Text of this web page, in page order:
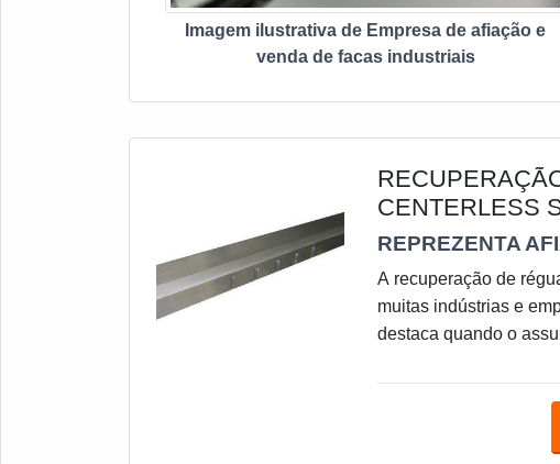
Imagem ilustrativa de Empresa de afiação e
venda de facas industriais
CENTERLESS
REPREZENTA
A recuperação de
muitas indústrias e
destaca quando o
de um equipamento,
efeito e a qualidade